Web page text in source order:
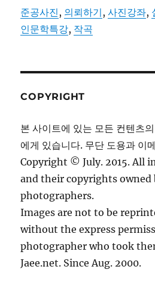
준공사진 , 의뢰하기 ,사진강좌,
인문학특강, 작곡
COPYRIGHT
본 사이트에 있는 모든 컨텐츠
에게 있습니다. 무단 도용과 이
Copyright © July. 2015. All
and their copyrights owned
photographers.
Images are not to be
without the express
photographer who took
Jaee.net. Since Aug. 2000.